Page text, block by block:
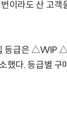
이라도 산 고객
등급은 △VVIP
했다. 등급별 구